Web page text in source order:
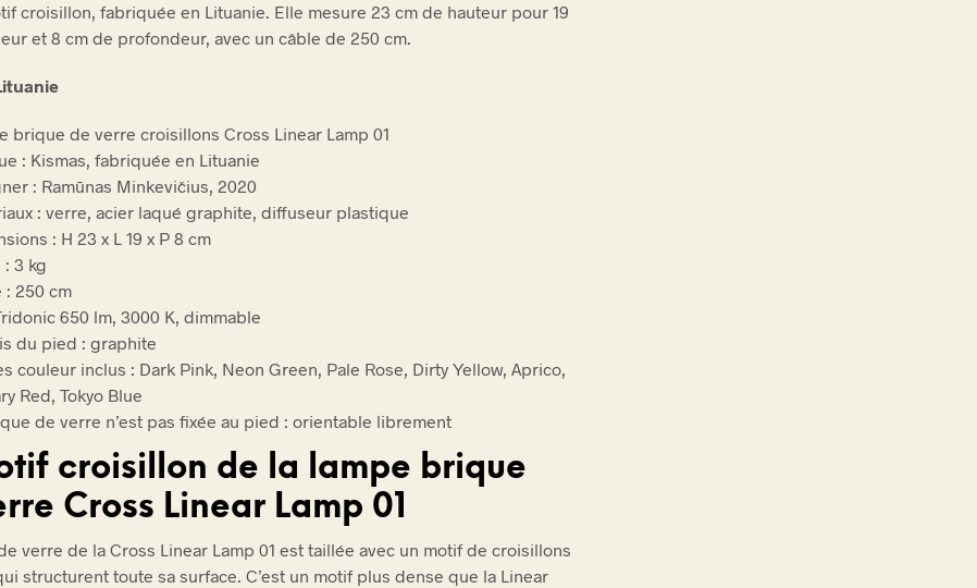
croisillon, fabriquée en Lituanie. Elle mesure 23 cm de hauteur pour 19
et 8 cm de profondeur, avec un câble de 250 cm.
brique de verre croisillons Cross Linear Lamp 01
: Kismas, fabriquée en Lituanie
: Ramūnas Minkevičius, 2020
: verre, acier laqué graphite, diffuseur plastique
: H 23 x L 19 x P 8 cm
: 3 kg
: 250 cm
650 lm, 3000 K, dimmable
du pied : graphite
couleur inclus : Dark Pink, Neon Green, Pale Rose, Dirty Yellow, Aprico,
Red, Tokyo Blue
de verre n’est pas fixée au pied : orientable librement
croisillon de la lampe brique
Cross Linear Lamp 01
verre de la Cross Linear Lamp 01 est taillée avec un motif de croisillons
structurent toute sa surface. C’est un motif plus dense que la Linear